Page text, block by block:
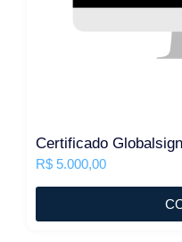
Certificado
R$ 5.000,00